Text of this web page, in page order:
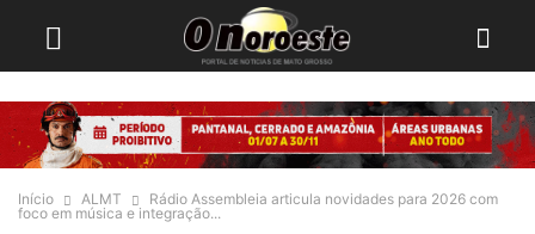
Início ALMT
Rádio Assembleia articula novidades para 2026 com
foco em música e integração...